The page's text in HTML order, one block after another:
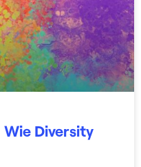
Diversity